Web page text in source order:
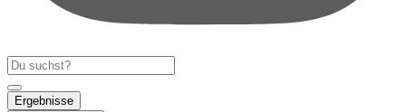
Search
...
Ergebnisse